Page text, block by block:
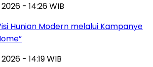
- 14:26 WIB
Hunian Modern melalui Kampanye
- 14:19 WIB